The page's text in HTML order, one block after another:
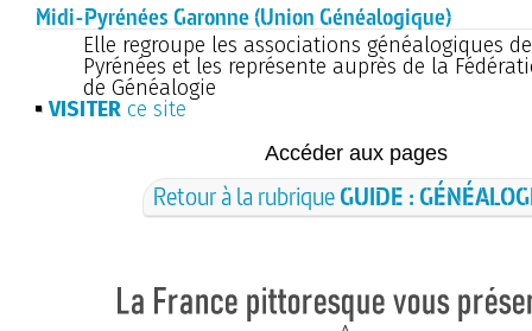
Midi-Pyrénées Garonne (Union Généalogique)
Elle regroupe les associations généalogiques
Pyrénées et les représente auprès de la
de Généalogie
VISITER ce site
Accéder aux pages
Retour à la rubriqueGUIDE :